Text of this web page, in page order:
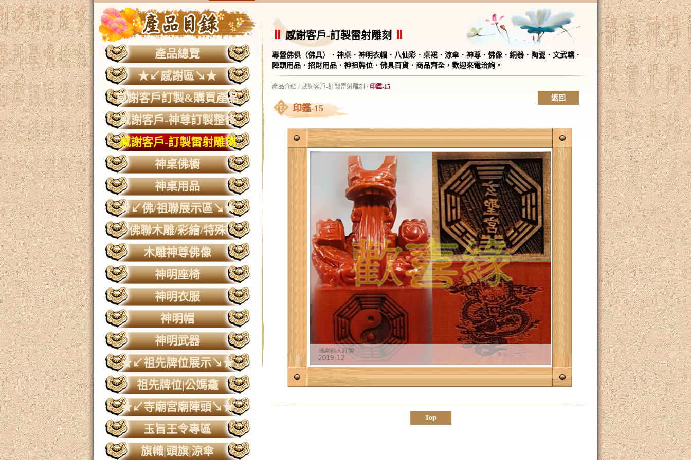
產品總覽
★↙感謝區↘★
感謝客戶訂製&購買產品
感謝客戶-神尊訂製整修
感謝客戶-訂製雷射雕刻
神桌佛櫥
神桌用品
★↙佛/祖聯展示區↘★
佛聯木雕/彩繪/特殊
木雕神尊佛像
神明座椅
神明衣服
神明帽
神明武器
★↙祖先牌位展示↘★
祖先牌位|公媽龕
★↙寺廟宮廟陣頭↘★
玉旨王令專區
旗幟|頭旗|涼傘
感謝客戶-訂製雷射雕刻
專營佛俱（佛具）．神桌．神明衣帽．八仙彩．桌裙．涼傘．神尊．佛像．銅器．陶瓷．文武轎．
陣頭用品．招財用品．神祖牌位．佛具百貨．商品齊全，歡迎來電洽詢。
產品介紹 / 感謝客戶-訂製雷射雕刻 / 印鑑-15
返回
印鑑-15
Top